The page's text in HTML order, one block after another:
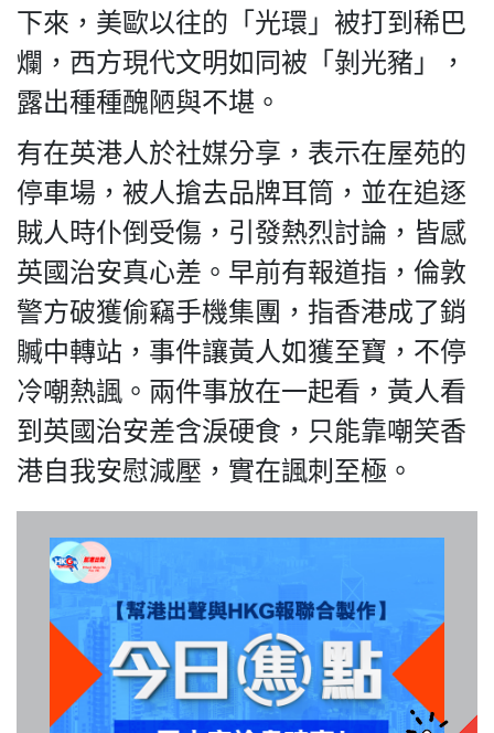
我們的立場
登記支持
聯絡我們
下來，美歐以往的「光環」被打到稀巴
爛，西方現代文明如同被「剝光豬」，
露出種種醜陋與不堪。
有在英港人於社媒分享，表示在屋苑的
停車場，被人搶去品牌耳筒，並在追逐
賊人時仆倒受傷，引發熱烈討論，皆感
英國治安真心差。早前有報道指，倫敦
警方破獲偷竊手機集團，指香港成了銷
贓中轉站，事件讓黃人如獲至寶，不停
冷嘲熱諷。兩件事放在一起看，黃人看
到英國治安差含淚硬食，只能靠嘲笑香
港自我安慰減壓，實在諷刺至極。